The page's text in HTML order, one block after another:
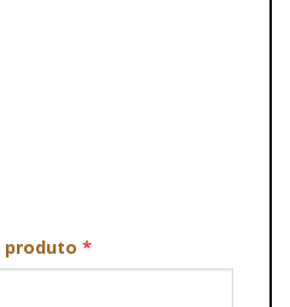
produto *